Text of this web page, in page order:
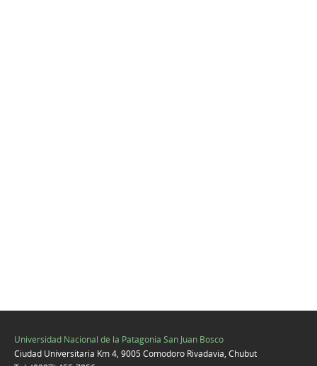
Universidad Nacional de la Patagonia San Juan Bosco
Ciudad Universitaria Km 4, 9005 Comodoro Rivadavia, Chubut